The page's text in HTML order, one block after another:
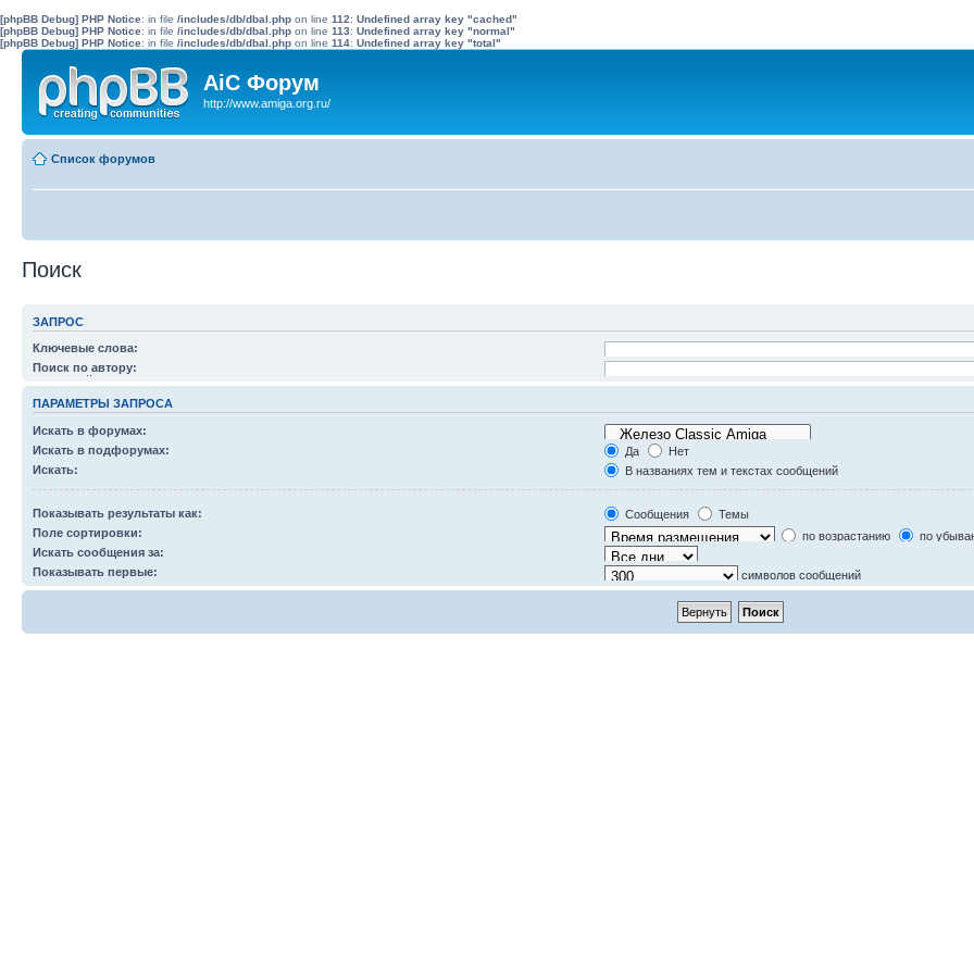
[phpBB Debug] PHP Notice: in file /includes/db/dbal.php on line 112: Undefined array key "cached"
[phpBB Debug] PHP Notice: in file /includes/db/dbal.php on line 113: Undefined array key "normal"
[phpBB Debug] PHP Notice: in file /includes/db/dbal.php on line 114: Undefined array key "total"
AiC Форум
http://www.amiga.org.ru/
Список форумов
Поиск
ЗАПРОС
Ключевые слова:
Вы можете использовать
слов, которых в результатах быть не должно. Вы можете разделить слова символом
любого слова из списка. Используйте*в качестве шаблона для частичного совпадения.
Искать любое слово/поиск с языком запросов
Поиск по автору:
Используйте * в качестве шаблона.
ПАРАМЕТРЫ ЗАПРОСА
Искать в форумах:
Выберите форум или форумы, в которых будет произведен поиск. Поиск в подфорумах
производится автоматически, если вы не отключили соответствующую опцию ниже.
Искать в подфорумах: Да
Нет
Искать:
В названиях тем и текстах сообщений
Только в текстах сообщений
Только по названию темы
Только в первом сообщении темы
Показывать результаты как: Сообщения
Темы
Поле сортировки:
по возрастанию
по
Искать сообщения за:
Показывать первые:
символов сообщений